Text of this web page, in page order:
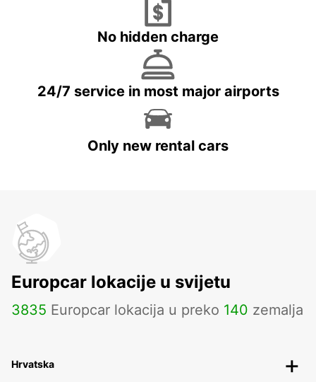
No hidden charge
24/7 service in most major airports
Only new rental cars
Europcar lokacije u svijetu
3835 Europcar lokacija u preko 140 zemalja
Hrvatska